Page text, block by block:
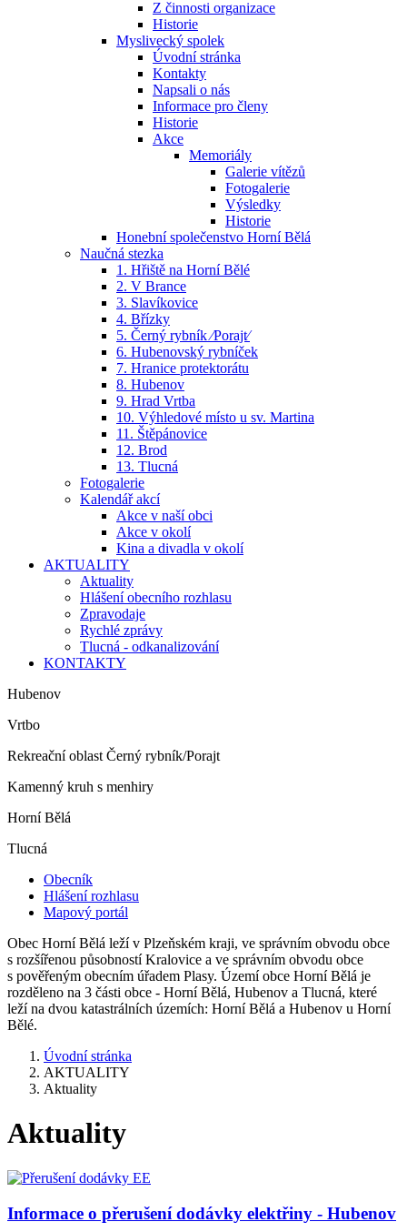
Z činnosti organizace
Historie
Myslivecký spolek
Úvodní stránka
Kontakty
Napsali o nás
Informace pro členy
Historie
Akce
Memoriály
Galerie vítězů
Fotogalerie
Výsledky
Historie
Honební společenstvo Horní Bělá
Naučná stezka
1. Hřiště na Horní Bělé
2. V Brance
3. Slavíkovice
4. Břízky
5. Černý rybník ⁄Porajt⁄
6. Hubenovský rybníček
7. Hranice protektorátu
8. Hubenov
9. Hrad Vrtba
10. Výhledové místo u sv. Martina
11. Štěpánovice
12. Brod
13. Tlucná
Fotogalerie
Kalendář akcí
Akce v naší obci
Akce v okolí
Kina a divadla v okolí
AKTUALITY
Aktuality
Hlášení obecního rozhlasu
Zpravodaje
Rychlé zprávy
Tlucná - odkanalizování
KONTAKTY
Hubenov
Vrtbo
Rekreační oblast Černý rybník/Porajt
Kamenný kruh s menhiry
Horní Bělá
Tlucná
Obecník
Hlášení rozhlasu
Mapový portál
Obec Horní Bělá leží v Plzeňském kraji, ve správním obvodu obce
s rozšířenou působností Kralovice a ve správním obvodu obce
s pověřeným obecním úřadem Plasy. Území obce Horní Bělá je
rozděleno na 3 části obce - Horní Bělá, Hubenov a Tlucná, které
leží na dvou katastrálních územích: Horní Bělá a Hubenov u Horní
Bělé.
Úvodní stránka
AKTUALITY
Aktuality
Aktuality
Informace o přerušení dodávky elektřiny - Hubenov